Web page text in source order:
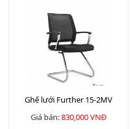
Ghế lưới Further 15-2MV
Giá bán:830,000 VNĐ